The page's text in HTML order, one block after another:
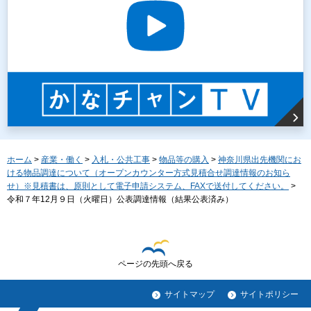
ホーム > 産業・働く > 入札・公共工事 > 物品等の購入 > 神奈川県出先機関にお
ける物品調達について（オープンカウンター方式見積合せ調達情報のお知ら
せ）※見積書は、原則として電子申請システム、FAXで送付してください。
>
令和７年12月９日（火曜日）公表調達情報（結果公表済み）
ページの先頭へ戻る
サイトマップ サイトポリシー